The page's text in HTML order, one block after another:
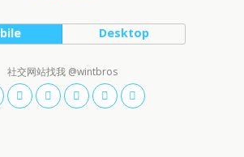
Desktop
社交网站找我 @wintbros